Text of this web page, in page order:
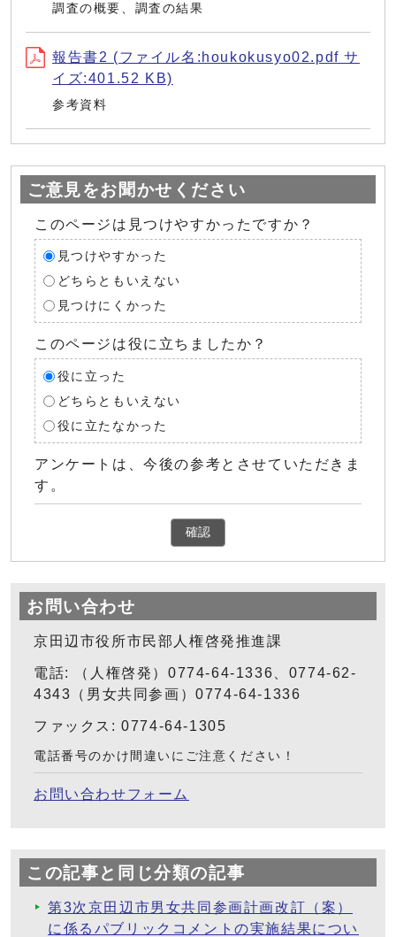
調査の概要、調査の結果
報告書2 (ファイル名:houkokusyo02.pdf サ
イズ:401.52 KB)
参考資料
ご意見をお聞かせください
このページは見つけやすかったですか？
見つけやすかった
どちらともいえない
見つけにくかった
このページは役に立ちましたか？
役に立った
どちらともいえない
役に立たなかった
アンケートは、今後の参考とさせていただきま
す。
確認
お問い合わせ
京田辺市役所市民部人権啓発推進課
電話: （人権啓発）0774-64-1336、0774-62-
4343（男女共同参画）0774-64-1336
ファックス: 0774-64-1305
電話番号のかけ間違いにご注意ください！
お問い合わせフォーム
この記事と同じ分類の記事
第3次京田辺市男女共同参画計画改訂（案）
に係るパブリックコメントの実施結果につい